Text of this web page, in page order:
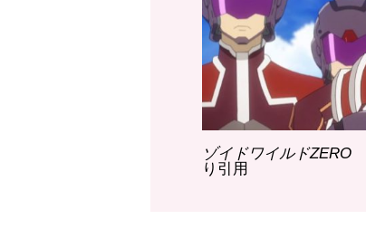
ゾイドワイルドZERO
り引用